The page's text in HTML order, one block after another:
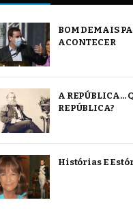
BOM DEMAIS
ACONTECER
A REPÚBLICA…
REPÚBLICA?
Histórias E